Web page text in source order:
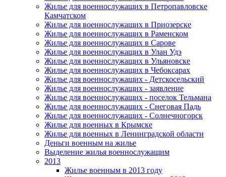
Жилье для военнослужащих в Петропавловске
Камчатском
Жилье для военнослужащих в Приозерске
Жилье для военнослужащих в Раменском
Жилье для военнослужащих в Сарове
Жилье для военнослужащих в Улан Удэ
Жилье для военнослужащих в Ульяновске
Жилье для военнослужащих в Чебоксарах
Жилье для военнослужащих - Детскосельский
Жилье для военнослужащих - заявление
Жилье для военнослужащих - поселок Тельмана
Жилье для военнослужащих - Снеговая Падь
Жилье для военнослужащих - Солнечногорск
Жилье для военных в Крымске
Жилье для военных в Ленинградской области
Деньги военным на жилье
Выделение жилья военнослужащим
2013
Жилье военным в 2013 году